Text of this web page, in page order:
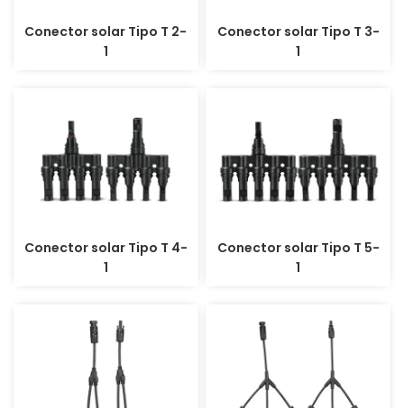
Conector solar Tipo T 2-
1
Conector solar Tipo T 3-
1
Conector solar Tipo T 4-
1
Conector solar Tipo T 5-
1